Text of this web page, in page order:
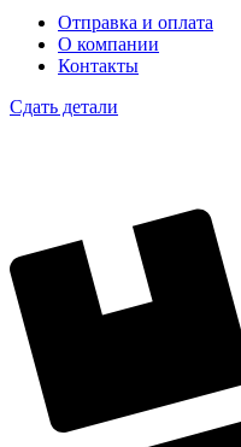
Отправка и оплата
О компании
Контакты
Сдать детали